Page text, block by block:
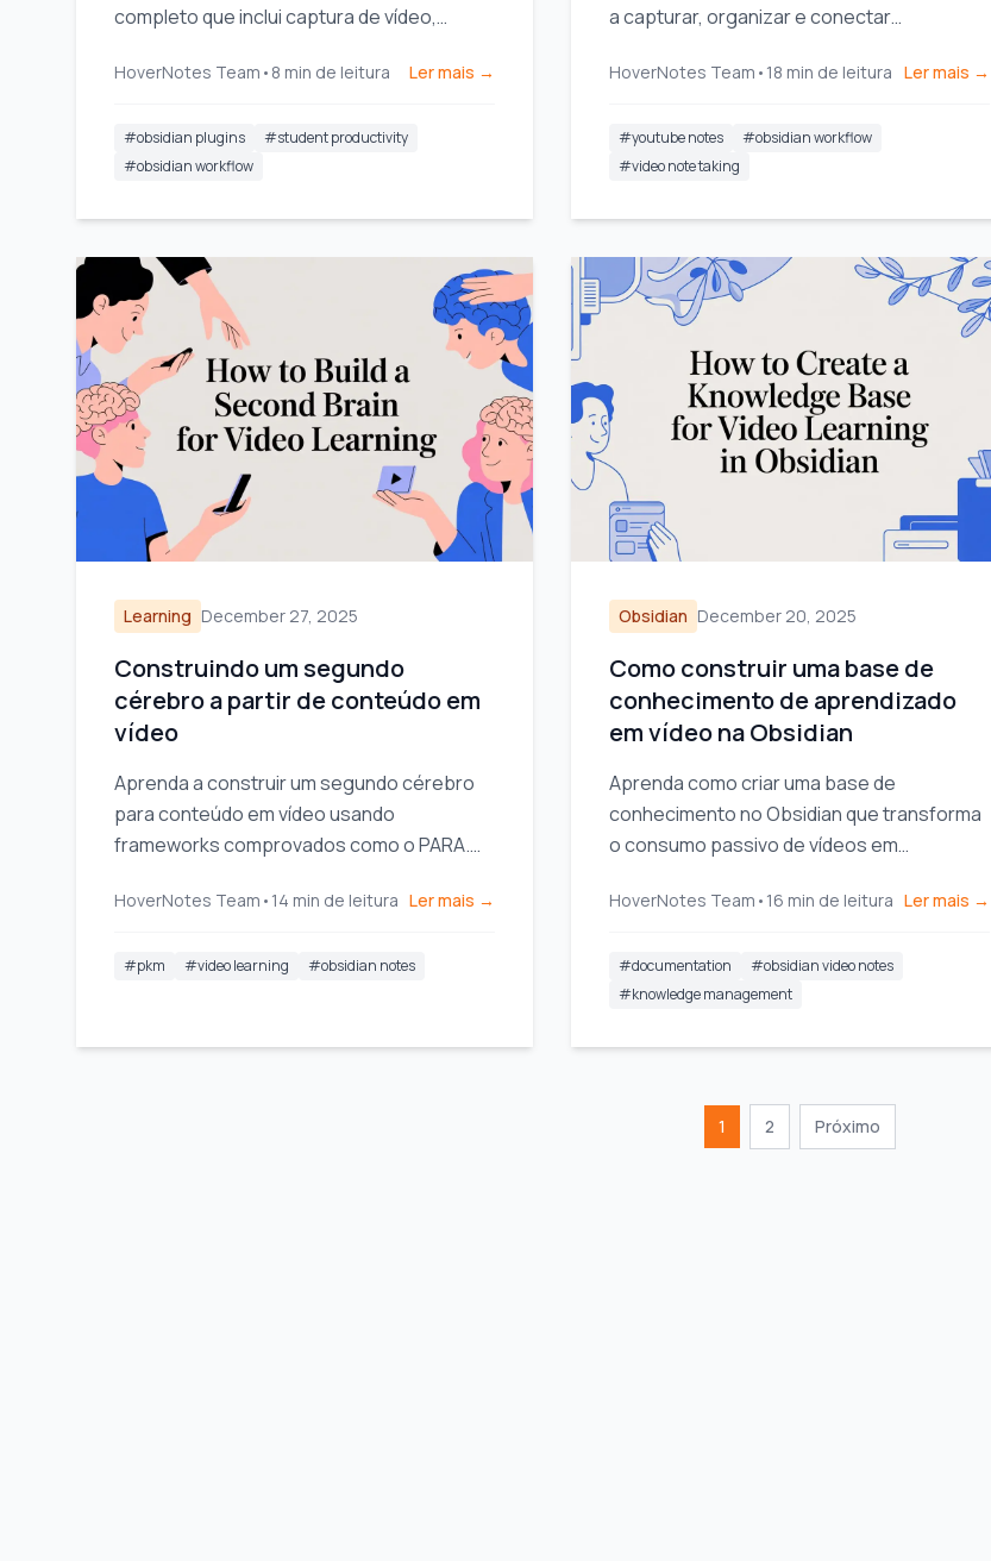
completo que inclui captura de vídeo,
para estudantes.
HoverNotes Team • 8 min de leitura Ler mais →
#obsidian plugins #student productivity
#obsidian workflow
a capturar, organizar e conectar
se lembrar do que você assiste.
HoverNotes Team • 18 min de leitura Ler mais →
#youtube notes #obsidian workflow
#video note taking
Learning December 27, 2025
Construindo um segundo
cérebro a partir de conteúdo em
vídeo
Aprenda a construir um segundo cérebro
para conteúdo em vídeo usando
frameworks comprovados como o PARA.
YouTube, Udemy e Coursera.
HoverNotes Team • 14 min de leitura Ler mais →
#pkm #video learning #obsidian notes
Obsidian December 20, 2025
Como construir uma base de
conhecimento de aprendizado
em vídeo na Obsidian
Aprenda como criar uma base de
conhecimento no Obsidian que transforma
o consumo passivo de vídeos em
configurar o cofre e fazer anotações.
HoverNotes Team • 16 min de leitura Ler mais →
#documentation #obsidian video notes
#knowledge management
1 2 Próximo